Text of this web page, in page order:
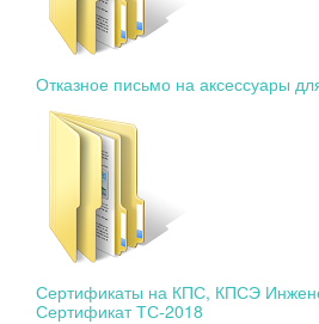
Отказное письмо на аксессуары
Сертификаты на КПС, КПСЭ
Сертификат ТС-2018